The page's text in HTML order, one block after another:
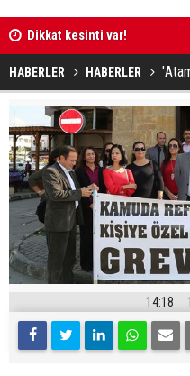
Dikkat kesinti var!
HABERLER HABERLER
14:18